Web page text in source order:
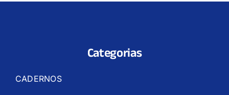
Categorias
CADERNOS